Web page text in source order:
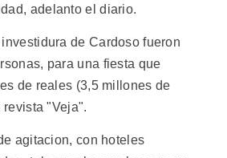
adelanto el diario.
de Cardoso fueron
para una fiesta que
de reales (3,5 millones de
"Veja".
agitacion, con hoteles